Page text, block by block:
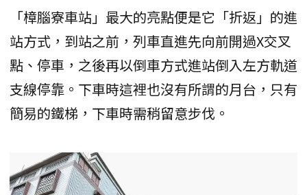
「樟腦寮車站」最大的亮點便是它「折返」的進
站方式，到站之前，列車直進先向前開過X交叉
點、停車，之後再以倒車方式進站倒入左方軌道
支線停靠。下車時這裡也沒有所謂的月台，只有
簡易的鐵梯，下車時需稍留意步伐。